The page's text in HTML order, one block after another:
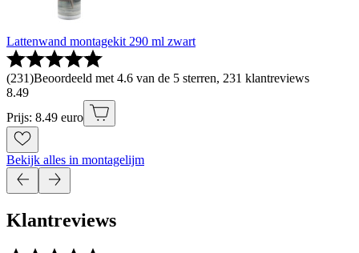
Lattenwand montagekit 290 ml zwart
(231)Beoordeeld met 4.6 van de 5 sterren, 231 klantreviews
8.49
Prijs: 8.49 euro
Bekijk alles in montagelijm
Klantreviews